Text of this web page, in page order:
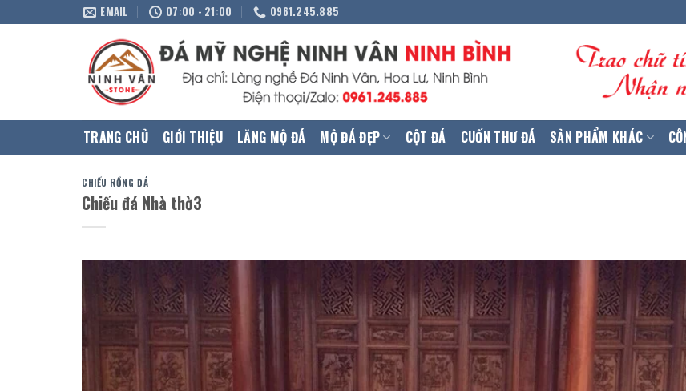
EMAIL 07:00 - 21:00 0961.245.885
TRANG CHỦ GIỚI THIỆU LĂNG MỘ ĐÁ MỘ ĐÁ ĐẸP CỘT ĐÁ CUỐN THƯ ĐÁ SẢN PHẨM KHÁC
CHIẾU RỒNG ĐÁ
Chiếu đá Nhà thờ3